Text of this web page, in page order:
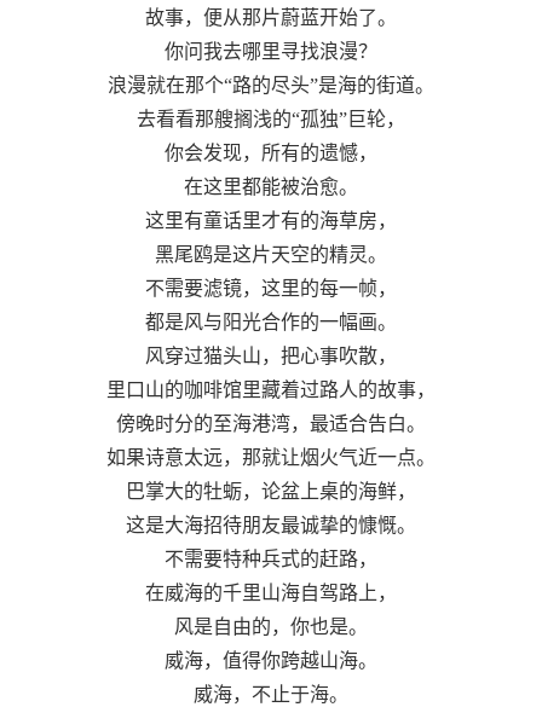
故事，便从那片蔚蓝开始了。
你问我去哪里寻找浪漫？
浪漫就在那个“路的尽头”是海的街道。
去看看那艘搁浅的“孤独”巨轮，
你会发现，所有的遗憾，
在这里都能被治愈。
这里有童话里才有的海草房，
黑尾鸥是这片天空的精灵。
不需要滤镜，这里的每一帧，
都是风与阳光合作的一幅画。
风穿过猫头山，把心事吹散，
里口山的咖啡馆里藏着过路人的故事，
傍晚时分的至海港湾，最适合告白。
如果诗意太远，那就让烟火气近一点。
巴掌大的牡蛎，论盆上桌的海鲜，
这是大海招待朋友最诚挚的慷慨。
不需要特种兵式的赶路，
在威海的千里山海自驾路上，
风是自由的，你也是。
威海，值得你跨越山海。
威海，不止于海。